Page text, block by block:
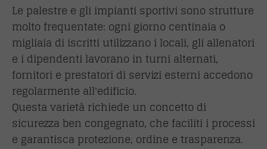
Le palestre e gli impianti sportivi sono strutture
molto frequentate: ogni giorno centinaia o
migliaia di iscritti utilizzano i locali, gli allenatori
e i dipendenti lavorano in turni alternati,
fornitori e prestatori di servizi esterni accedono
regolarmente all'edificio.
Questa varietà richiede un concetto di
sicurezza ben congegnato, che faciliti i processi
e garantisca protezione, ordine e trasparenza.